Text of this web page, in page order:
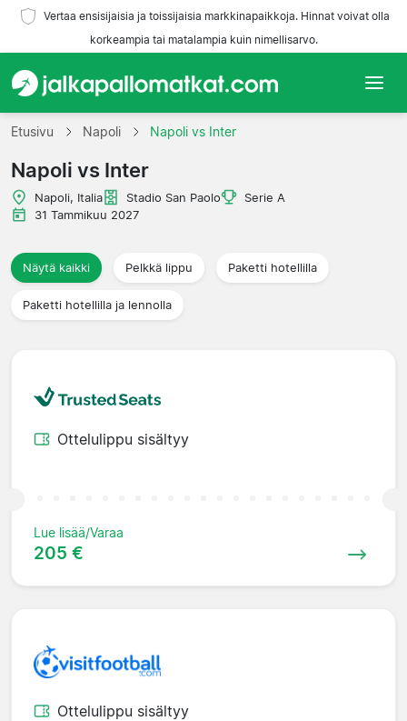
Vertaa ensisijaisia ja toissijaisia markkinapaikkoja. Hinnat voivat olla
korkeampia tai matalampia kuin nimellisarvo.
Etusivu
Joukkueet
Liigat
Matkatoimistoja
Etusivu Napoli Napoli vs Inter
Napoli vs Inter
Napoli, Italia Stadio San Paolo
Serie A
31 Tammikuu 2027
Näytä kaikki Pelkkä lippu Paketti hotellilla
Paketti hotellilla ja lennolla
Ottelulippu sisältyy
Lue lisää/Varaa
205 €
Ottelulippu sisältyy